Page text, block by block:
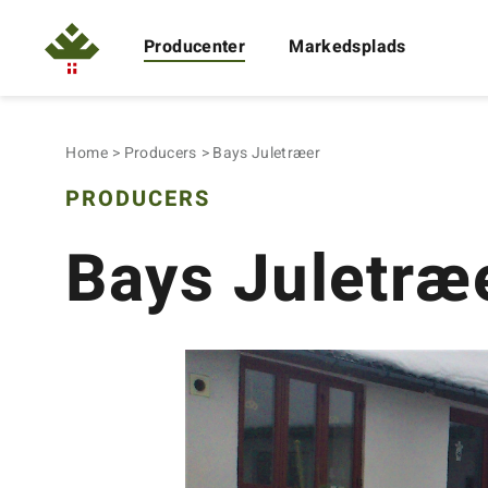
Producenter Markedsplads
Home Producers Bays Juletræer
PRODUCERS
Bays